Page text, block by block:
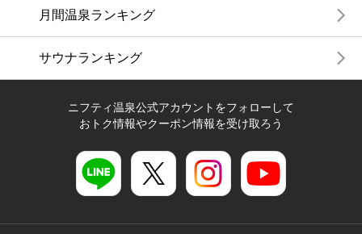
月間温泉ランキング
サウナランキング
ニフティ温泉公式アカウントをフォローして
おトク情報やクーポン情報を受け取ろう